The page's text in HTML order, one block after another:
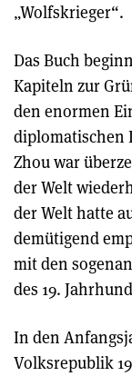
„Wolfskrieger“.
Das Buch
Kapiteln zur
den enormen
diplomatischen
Zhou war
der Welt
der Welt hatte
demütigend
mit den
des 19.
In den
Volksrepublik